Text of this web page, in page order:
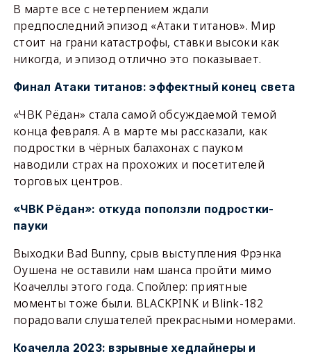
В марте все с нетерпением ждали
предпоследний эпизод «Атаки титанов». Мир
стоит на грани катастрофы, ставки высоки как
никогда, и эпизод отлично это показывает.
Финал Атаки титанов: эффектный конец света
«ЧВК Рëдан» стала самой обсуждаемой темой
конца февраля. А в марте мы рассказали, как
подростки в чёрных балахонах с пауком
наводили страх на прохожих и посетителей
торговых центров.
«ЧВК Рёдан»: откуда поползли подростки-
пауки
Выходки Bad Bunny, срыв выступления Фрэнка
Оушена не оставили нам шанса пройти мимо
Коачеллы этого года. Спойлер: приятные
моменты тоже были. BLACKPINK и Blink-182
порадовали слушателей прекрасными номерами.
Коачелла 2023: взрывные хедлайнеры и